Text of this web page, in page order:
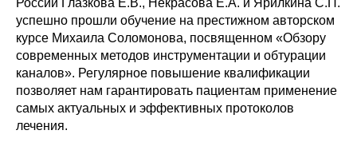
России Глазкова Е.В., Некрасова Е.А. и Ярилкина С.П.
успешно прошли обучение на престижном авторском
курсе Михаила Соломонова, посвященном «Обзору
современных методов инструментации и обтурации
каналов». Регулярное повышение квалификации
позволяет нам гарантировать пациентам применение
самых актуальных и эффективных протоколов
лечения.